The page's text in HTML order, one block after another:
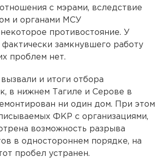
с мэрами, вследствие
и органами МСУ
противостояние. У
замкнувшего работу
проблем нет.
и итоги отбора
в нижнем Тагиле и Серове в
ни один дом. При этом
ФКР с организациями,
возможность разрыва
в одностороннем порядке, на
пробел устранен.